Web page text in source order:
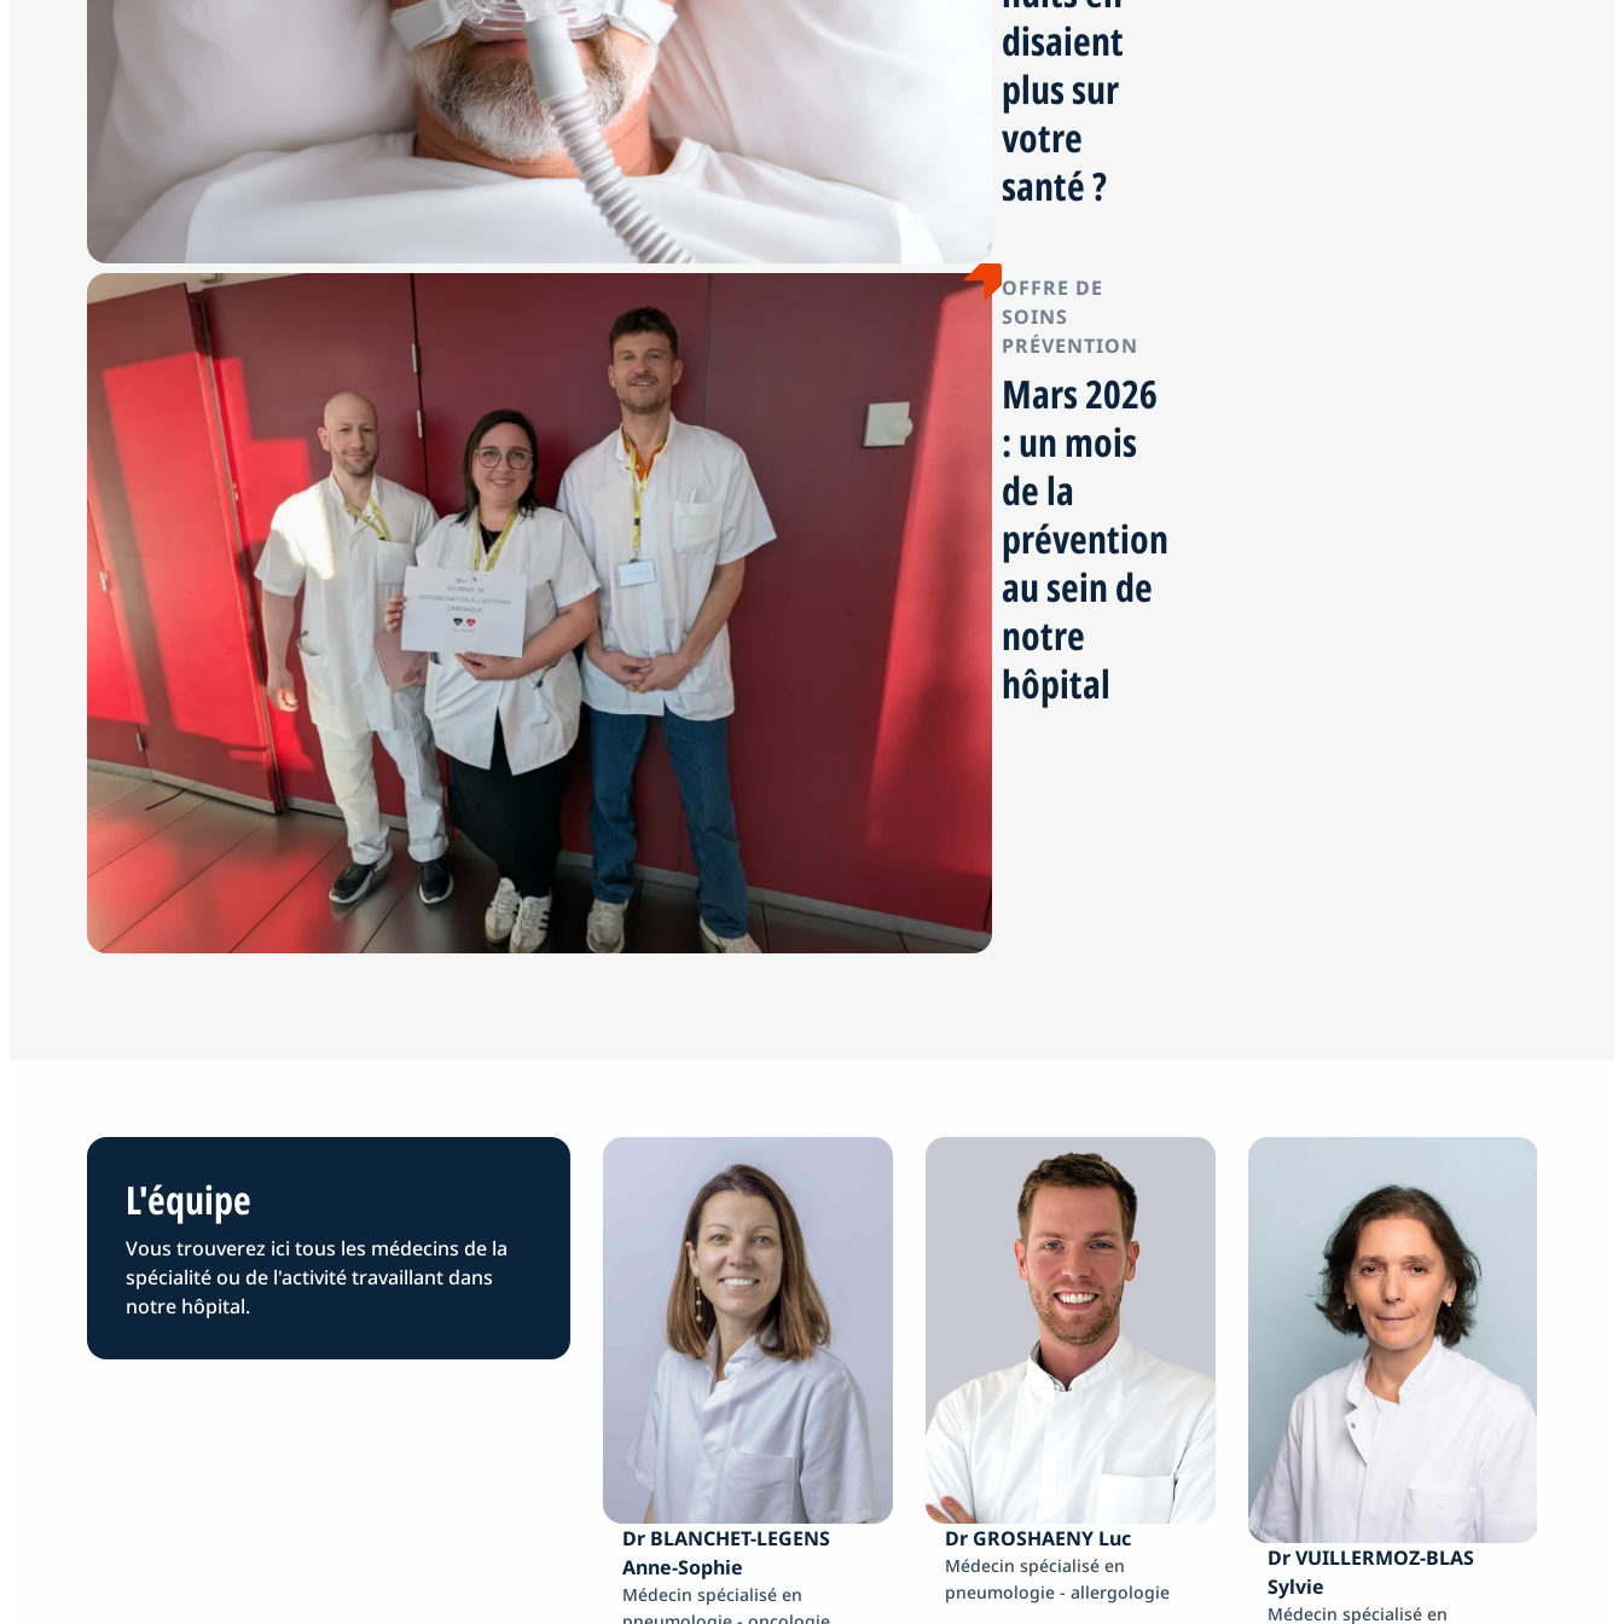
disaient
plus sur
votre
santé ?
OFFRE DE
SOINS
PRÉVENTION
Mars 2026
: un mois
de la
prévention
au sein de
notre
hôpital
L'équipe
Vous trouverez ici tous les médecins de la
spécialité ou de l'activité travaillant dans
notre hôpital.
Dr BLANCHET-LEGENS
Anne-Sophie
Médecin spécialisé en
Dr GROSHAENY Luc
Médecin spécialisé en
pneumologie - allergologie
Dr VUILLERMOZ-BLAS
Sylvie
Médecin spécialisé en